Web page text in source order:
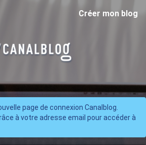
Créer mon blog
page de connexion Canalblog.
à votre adresse email pour accéder à